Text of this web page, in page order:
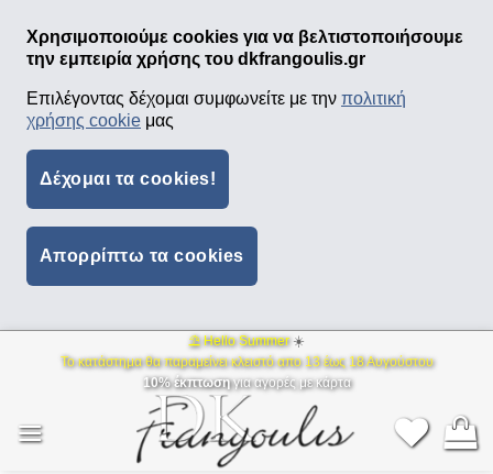
Χρησιμοποιούμε cookies για να βελτιστοποιήσουμε
την εμπειρία χρήσης του dkfrangoulis.gr
Επιλέγοντας δέχομαι συμφωνείτε με την πολιτική
χρήσης cookie μας
Δέχομαι τα cookies!
Απορρίπτω τα cookies
⛱ Hello Summer ☀️
Το κατάστημα θα παραμείνει κλειστό απο 13 έως 18 Αυγούστου
10% έκπτωσηγια αγορές με κάρτα